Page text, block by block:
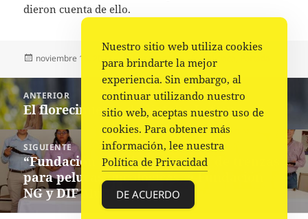
dieron cuenta de ello.
Publicado
noviembre 16, 2022 Autor
La redacción Categorías
Policiaca
Navegación
de
entradas
ANTERIOR
Entrada
anterior:
El florecimiento de Natalia Lafourcade
SIGUIENTE
Siguiente
entrada:
“Fundación ADO hace entrega de trenzas
para pelucas oncológicas, a Fundación
NG y DIF Municipal”
Nuestro sitio web utiliza cookies
para brindarte la mejor
experiencia. Sin embargo, al
continuar utilizando nuestro
sitio web, aceptas nuestro uso de
cookies. Para obtener más
información, lee nuestra
Política de Privacidad
DE ACUERDO